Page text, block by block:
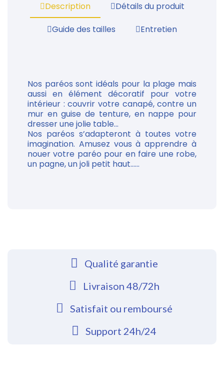
Description
Détails du produit
Guide des tailles
Entretien
Nos paréos sont idéals pour la plage mais
aussi en élément décoratif pour votre
intérieur : couvrir votre canapé, contre un
mur en guise de tenture, en nappe pour
dresser une jolie table...
Nos paréos s’adapteront à toutes votre
imagination. Amusez vous à apprendre à
nouer votre paréo pour en faire une robe,
un pagne, un joli petit haut......
Qualité garantie
Livraison 48/72h
Satisfait ou remboursé
Support 24h/24